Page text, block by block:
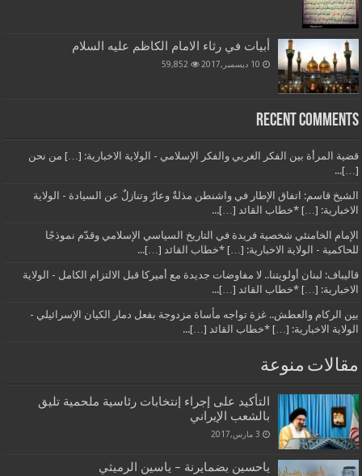
أبيات في رثاء الامام الكاظم عليه السلام
10 ديسمبر,2017 59,852
Recent Comments
قضية المرأة بين الفكر الغربي والفكر الإسلامي - الولاية الاخبارية: […] من نحن
[…]...
الشيخ قاسم: اتفاق الإطار في واشنطن مذلةٌ وعارٌ وتنازلٌ عن السيادة - الولاية
الاخبارية: […] *خطاب القائد […]...
الإمام الخامنئي شخصية فريدة في التاريخ السياسي الإسلامي وقدّم نموذجًا
للحاكمية - الولاية الاخبارية: […] *خطاب القائد […]...
قاليباف: لبنان أولويتنا.. لا مفاوضات جديدة مع أميركا قبل الالتزام الكامل - الولاية
الاخبارية: […] *خطاب القائد […]...
بين الركام والعطش.. غزة تواجه مأساة مزدوجة بفعل دمار الكيان الإسرائيلي -
الولاية الاخبارية: […] *خطاب القائد […]...
مقالات منوعة
التأكيد على إجراء إنتخابات رئاسية ملحمية تليق
بالشعب الإيراني
3 مارس,2017
ياحسين بضمايرنة – ياسين الرميثي